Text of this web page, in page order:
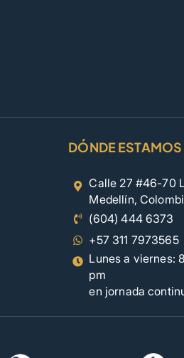
DÓNDE ESTAMOS
Calle 27 #46-70
Medellín,
(604) 444 6373
+57 311 7973565
Lunes a viernes:
pm
en jornada